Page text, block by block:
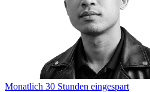
Monatlich 30 Stunden eingespart